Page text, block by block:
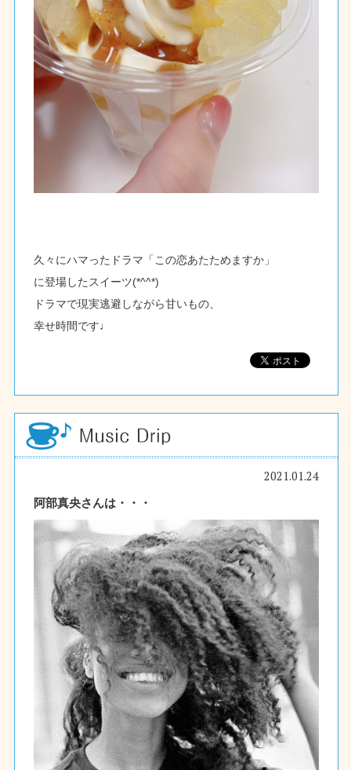
久々にハマったドラマ「この恋あたためますか」
に登場したスイーツ(*^^*)
ドラマで現実逃避しながら甘いもの、
幸せ時間です♩
2021.01.24
阿部真央さんは・・・